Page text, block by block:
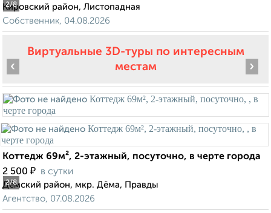
2/8
Кировский район, Листопадная
Собственник, 04.08.2026
Виртуальные 3D-туры по интересным
местам
2/8
‹ ›
Коттедж 69м², 2-этажный, посуточно, в черте города
2 500 ₽ в сутки
Дёмский район, мкр. Дёма, Правды
Агентство, 07.08.2026